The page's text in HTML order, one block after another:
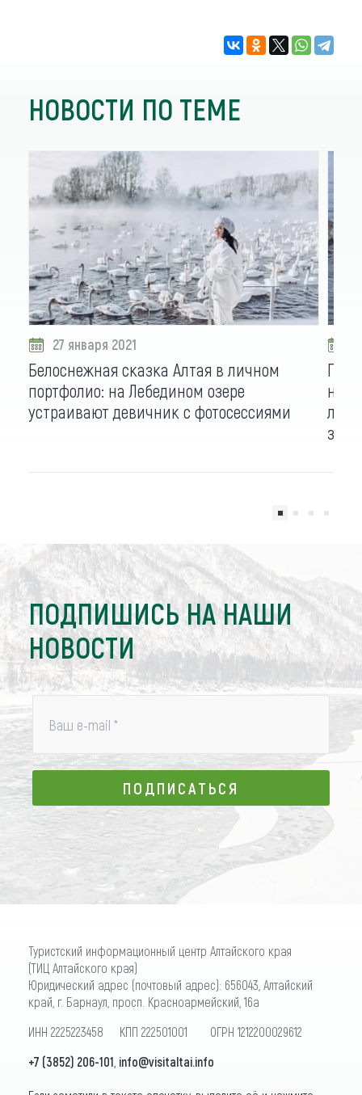
НОВОСТИ ПО ТЕМЕ
27 января 2021
Белоснежная сказка Алтая в личном
портфолио: на Лебедином озере
устраивают девичник с фотосессиями
лет
ПОДПИШИСЬ НА НАШИ
НОВОСТИ
Ваш e-mail *
ПОДПИСАТЬСЯ
ПОДПИСАТЬСЯ
Туристский информационный центр Алтайского края
(ТИЦ Алтайского края)
Юридический адрес (почтовый адрес): 656043, Алтайский
край, г. Барнаул, просп. Красноармейский, 16а
ИНН 2225223458 КПП 222501001 ОГРН 1212200029612
+7 (3852) 206-101 info@visitaltai.info